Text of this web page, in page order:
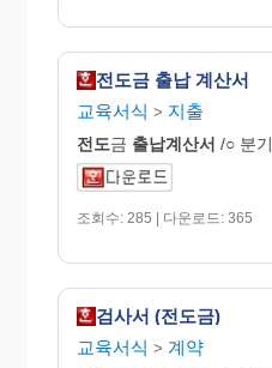
전도금 출납 계산서
교육서식 > 지출
전도금 출납계산서 /○ 분기
조회수: 285 | 다운로드: 365
검사서 (전도금)
교육서식 > 계약